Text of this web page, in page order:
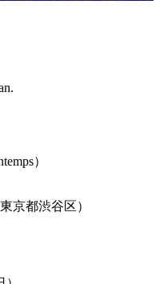
す。
）
京都渋谷区）